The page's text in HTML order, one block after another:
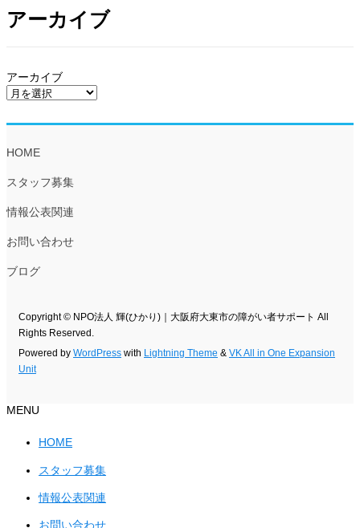
アーカイブ
アーカイブ
HOME
スタッフ募集
情報公表関連
お問い合わせ
ブログ
Copyright © NPO法人 輝(ひかり)｜大阪府大東市の障がい者サポート All
Rights Reserved.
Powered by WordPress with Lightning Theme & VK All in One Expansion
Unit
MENU
HOME
スタッフ募集
情報公表関連
お問い合わせ